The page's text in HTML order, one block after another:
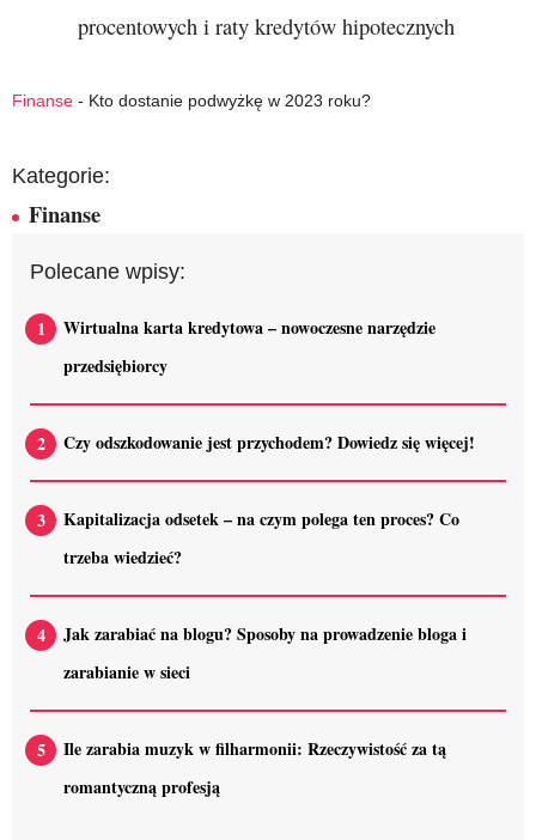
procentowych i raty kredytów hipotecznych
Finanse - Kto dostanie podwyżkę w 2023 roku?
Kategorie:
Finanse
Polecane wpisy:
Wirtualna karta kredytowa – nowoczesne narzędzie
przedsiębiorcy
Czy odszkodowanie jest przychodem? Dowiedz się więcej!
Kapitalizacja odsetek – na czym polega ten proces? Co
trzeba wiedzieć?
Jak zarabiać na blogu? Sposoby na prowadzenie bloga i
zarabianie w sieci
Ile zarabia muzyk w filharmonii: Rzeczywistość za tą
romantyczną profesją